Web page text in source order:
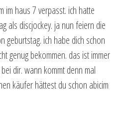
im haus 7 verpasst. ich hatte
als discjockey. ja nun feiern die
geburtstag. ich habe dich schon
genug bekommen. das ist immer
dir. wann kommt denn mal
käufer hättest du schon abicim